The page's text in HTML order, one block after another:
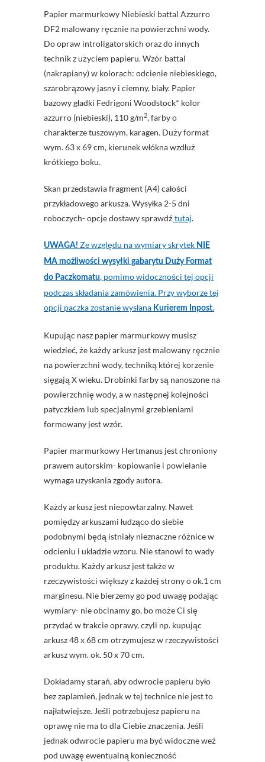
Papier marmurkowy Niebieski battal Azzurro
DF2 malowany ręcznie na powierzchni wody.
Do opraw introligatorskich oraz do innych
technik z użyciem papieru. Wzór battal
(nakrapiany) w kolorach: odcienie niebieskiego,
szarobrązowy jasny i ciemny, biały. Papier
bazowy gładki Fedrigoni Woodstock* kolor
azzurro (niebieski), 110 g/m2, farby o
charakterze tuszowym, karagen. Duży format
wym. 63 x 69 cm, kierunek włókna wzdłuż
krótkiego boku.
Skan przedstawia fragment (A4) całości
przykładowego arkusza. Wysyłka 2-5 dni
roboczych- opcje dostawy sprawdźtutaj.
UWAGA! Ze względu na wymiary skrytek NIE
MA możliwości wysyłki gabarytu Duży Format
do Paczkomatu, pomimo widoczności tej opcji
podczas składania zamówienia. Przy wyborze tej
opcji paczka zostanie wysłana Kurierem Inpost.
Kupując nasz papier marmurkowy musisz
wiedzieć, że każdy arkusz jest malowany ręcznie
na powierzchni wody, techniką której korzenie
sięgają X wieku. Drobinki farby są nanoszone na
powierzchnię wody, a w następnej kolejności
patyczkiem lub specjalnymi grzebieniami
formowany jest wzór.
Papier marmurkowy Hertmanus jest chroniony
prawem autorskim- kopiowanie i powielanie
wymaga uzyskania zgody autora.
Każdy arkusz jest niepowtarzalny. Nawet
pomiędzy arkuszami łudząco do siebie
podobnymi będą istniały nieznaczne różnice w
odcieniu i układzie wzoru. Nie stanowi to wady
produktu. Każdy arkusz jest także w
rzeczywistości większy z każdej strony o ok.1 cm
marginesu. Nie bierzemy go pod uwagę podając
wymiary- nie obcinamy go, bo może Ci się
przydać w trakcie oprawy, czyli np. kupując
arkusz 48 x 68 cm otrzymujesz w rzeczywistości
arkusz wym. ok. 50 x 70 cm.
Dokładamy starań, aby odwrocie papieru było
bez zaplamień, jednak w tej technice nie jest to
najłatwiejsze. Jeśli potrzebujesz papieru na
oprawę nie ma to dla Ciebie znaczenia. Jeśli
jednak odwrocie papieru ma być widoczne weź
pod uwagę ewentualną konieczność